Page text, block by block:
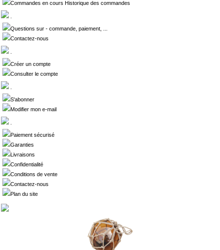
Commandes en cours Historique des commandes
Questions sur - commande, paiement, ...
Contactez-nous
Créer un compte
Consulter le compte
S'abonner
Modifier mon e-mail
Paiement sécurisé
Garanties
Livraisons
Confidentialité
Conditions de vente
Contactez-nous
Plan du site